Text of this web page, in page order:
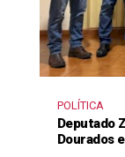
POLÍTICA
Deputado
Dourados